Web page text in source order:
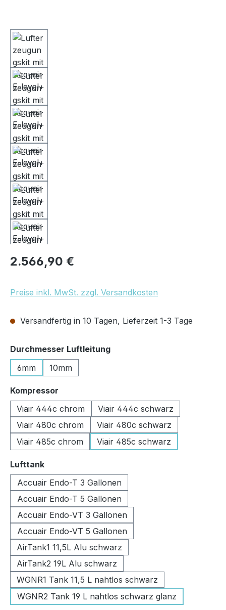
Regulärer Preis:
2.566,90 €
Preise inkl. MwSt. zzgl. Versandkosten
Versandfertig in 10 Tagen, Lieferzeit 1-3 Tage
Durchmesser Luftleitungauswählen
6mm
10mm
Kompressor
Viair 444c chrom
Viair 444c schwarz
Viair 480c chrom
Viair 480c schwarz
Viair 485c chrom
Viair 485c schwarz
Lufttankauswählen
Accuair Endo-T 3 Gallonen
Accuair Endo-T 5 Gallonen
Accuair Endo-VT 3 Gallonen
Accuair Endo-VT 5 Gallonen
AirTank1 11,5L Alu schwarz
AirTank2 19L Alu schwarz
WGNR1 Tank 11,5 L nahtlos schwarz
WGNR2 Tank 19 L nahtlos schwarz glanz